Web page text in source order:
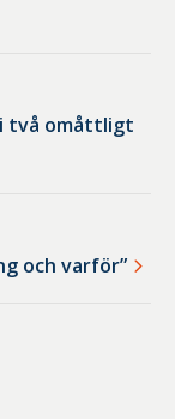
två omåttligt
och varför”